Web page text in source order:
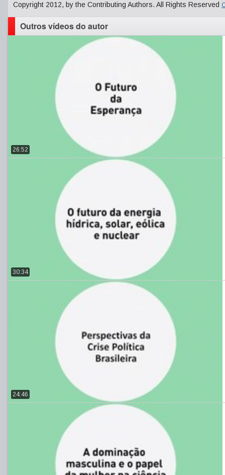
Copyright 2012, by the Contributing Authors. All Rights Reserved
Outros vídeos do autor
26:52
30:34
24:46